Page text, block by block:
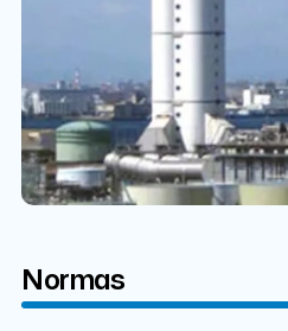
Normas